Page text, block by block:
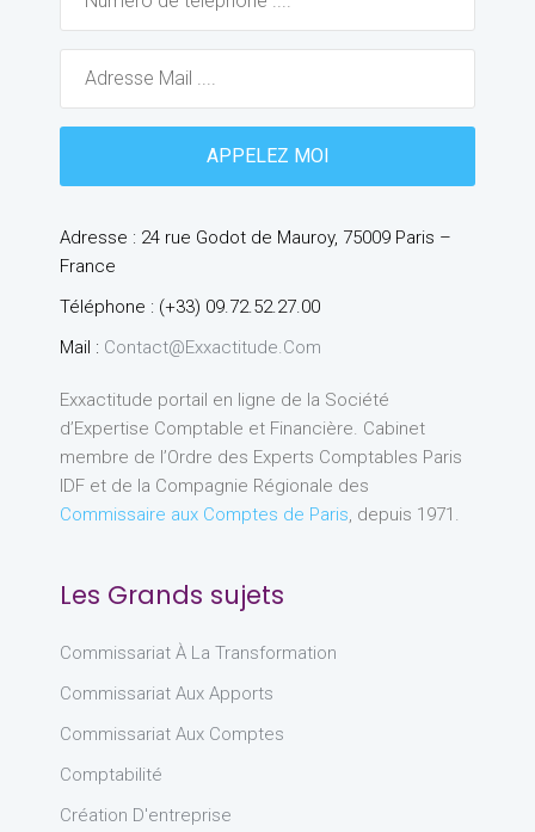
Adresse : 24 rue Godot de Mauroy, 75009 Paris –
France
Téléphone : (+33) 09.72.52.27.00
Mail : Contact@exxactitude.com
Exxactitude portail en ligne de la Société
d’Expertise Comptable et Financière. Cabinet
membre de l’Ordre des Experts Comptables Paris
IDF et de la Compagnie Régionale des
Commissaire aux Comptes de Paris, depuis 1971.
Les Grands sujets
Commissariat À La Transformation
Commissariat Aux Apports
Commissariat Aux Comptes
Comptabilité
Création D'entreprise